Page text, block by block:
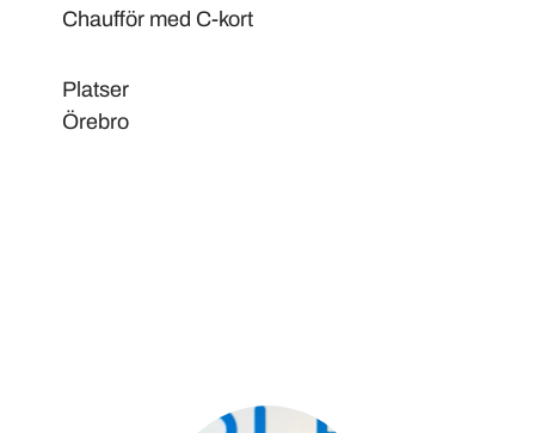
Chaufför med C-kort
Platser
Örebro